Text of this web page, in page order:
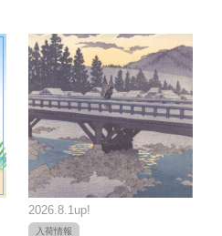
2026.8.1up!
入荷情報